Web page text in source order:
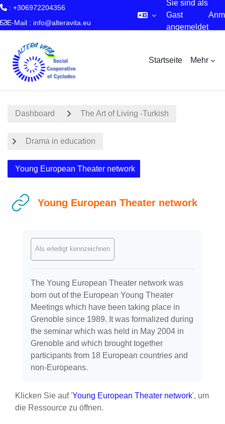
: +306972204356
E-Mail : info@alteravita.eu
Sie sind als
Gast
angemeldet
Startseite Mehr
Dashboard The Art of Living -Turkish
Drama in education
Young European Theater network
Young European Theater network
Als erledigt kennzeichnen
The Young European Theater network was
born out of the European Young Theater
Meetings which have been taking place in
Grenoble since 1989. It was formalized during
the seminar which was held in May 2004 in
Grenoble and which brought together
participants from 18 European countries and
non-Europeans.
Klicken Sie auf 'Young European Theater network', um
die Ressource zu öffnen.